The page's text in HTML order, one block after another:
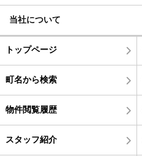
当社について
トップページ
町名から検索
物件閲覧履歴
スタッフ紹介